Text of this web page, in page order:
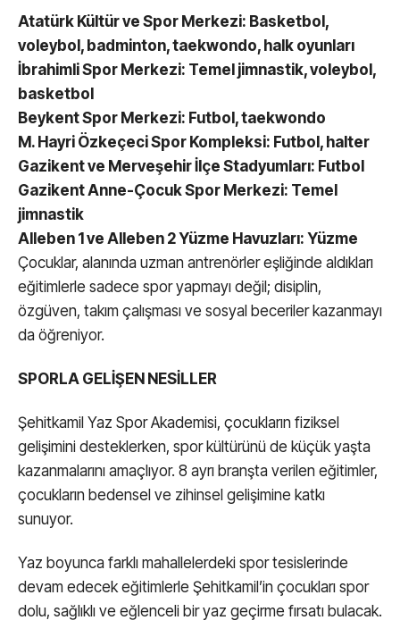
Atatürk Kültür ve Spor Merkezi: Basketbol,
voleybol, badminton, taekwondo, halk oyunları
İbrahimli Spor Merkezi: Temel jimnastik, voleybol,
basketbol
Beykent Spor Merkezi: Futbol, taekwondo
M. Hayri Özkeçeci Spor Kompleksi: Futbol, halter
Gazikent ve Merveşehir İlçe Stadyumları: Futbol
Gazikent Anne-Çocuk Spor Merkezi: Temel
jimnastik
Alleben 1 ve Alleben 2 Yüzme Havuzları: Yüzme
Çocuklar, alanında uzman antrenörler eşliğinde aldıkları
eğitimlerle sadece spor yapmayı değil; disiplin,
özgüven, takım çalışması ve sosyal beceriler kazanmayı
da öğreniyor.
SPORLA GELİŞEN NESİLLER
Şehitkamil Yaz Spor Akademisi, çocukların fiziksel
gelişimini desteklerken, spor kültürünü de küçük yaşta
kazanmalarını amaçlıyor. 8 ayrı branşta verilen eğitimler,
çocukların bedensel ve zihinsel gelişimine katkı
sunuyor.
Yaz boyunca farklı mahallelerdeki spor tesislerinde
devam edecek eğitimlerle Şehitkamil’in çocukları spor
dolu, sağlıklı ve eğlenceli bir yaz geçirme fırsatı bulacak.